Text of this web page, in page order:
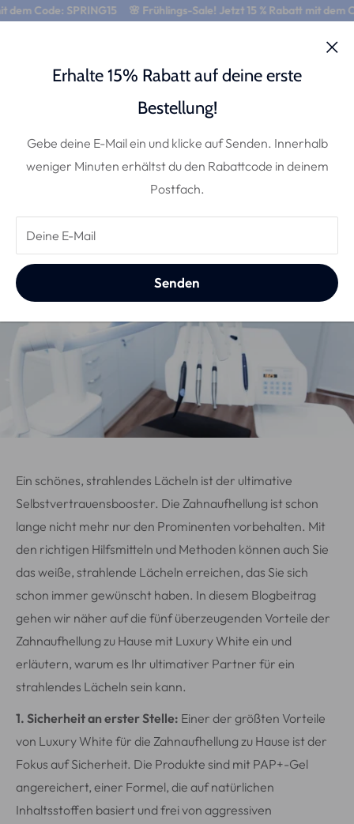
Code: SPRING15 🌸 Frühlings-Sale! Jetzt 15 % Rabatt mit dem
Erhalte 15% Rabatt auf deine erste
Bestellung!
Gebe deine E-Mail ein und klicke auf Senden. Innerhalb
weniger Minuten erhältst du den Rabattcode in deinem
Postfach.
Deine E-Mail
Senden
0
Die 5 Vorteile der Zahnaufhellung zu
Hause mit dieser Methode.
24, August 2023
Ein schönes, strahlendes Lächeln ist der ultimative
Selbstvertrauensbooster. Die Zahnaufhellung ist schon
lange nicht mehr nur den Prominenten vorbehalten. Mit
den richtigen Hilfsmitteln und Methoden können auch Sie
das weiße, strahlende Lächeln erreichen, das Sie sich
schon immer gewünscht haben. In diesem Blogbeitrag
gehen wir näher auf die fünf überzeugenden Vorteile der
Zahnaufhellung zu Hause mit Luxury White ein und
erläutern, warum es Ihr ultimativer Partner für ein
strahlendes Lächeln sein kann.
1. Sicherheit an erster Stelle: Einer der größten Vorteile
von Luxury White für die Zahnaufhellung zu Hause ist der
Fokus auf Sicherheit. Die Produkte sind mit PAP+-Gel
angereichert, einer Formel, die auf natürlichen
Inhaltsstoffen basiert und frei von aggressiven